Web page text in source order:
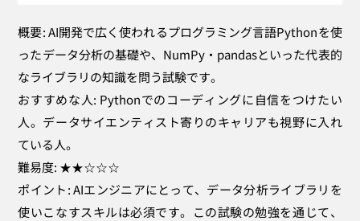
概要: AI開発で広く使われるプログラミング言語Pythonを使
ったデータ分析の基礎や、NumPy・pandasといった代表的
なライブラリの知識を問う試験です。
おすすめな人: Pythonでのコーディングに自信をつけたい
人。データサイエンティスト寄りのキャリアも視野に入れ
ている人。
難易度: ★★☆☆☆
ポイント: AIエンジニアにとって、データ分析ライブラリを
使いこなすスキルは必須です。この試験の勉強を通じて、